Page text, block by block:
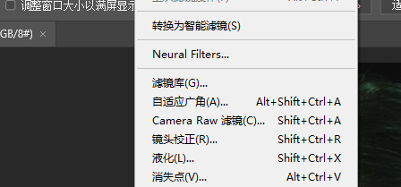
后续熟悉软件后，可以通过调整平滑中的参数（如轻度、中度、重度、阈
值等），来进行更细致的磨皮处理。
除了磨皮效果外，portraiture还能调整肤色相关区域的色调、柔和度、对
比度等。比如，在本例中，稍微提高暖色的数值，就能让人像脸部呈现出
红润感，让磨皮效果更自然。